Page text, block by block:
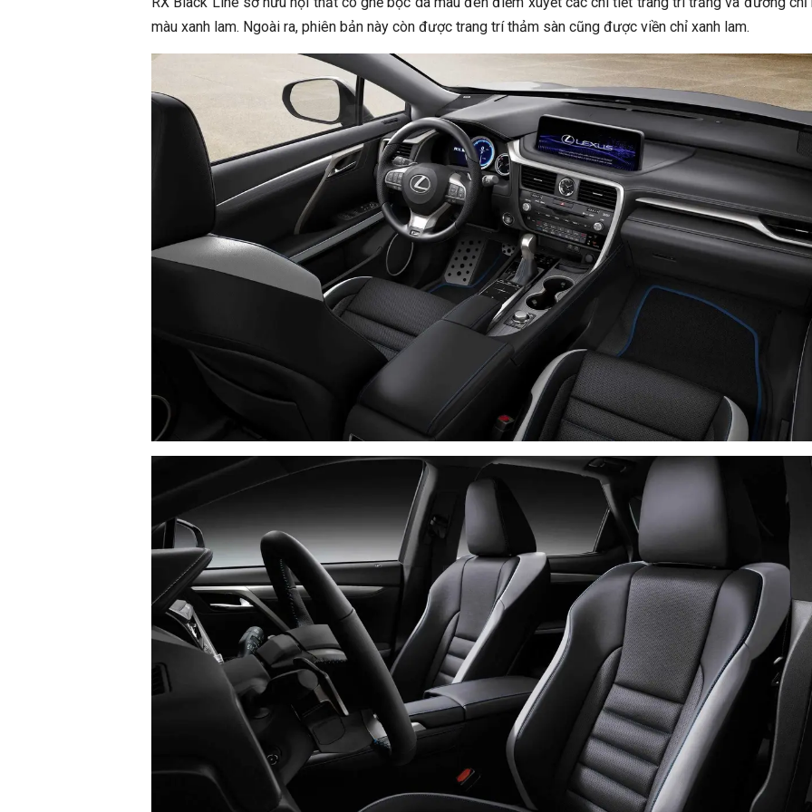
màu xanh lam. Ngoài ra, phiên bản này còn được trang trí thảm sàn cũng được viền chỉ xanh lam.